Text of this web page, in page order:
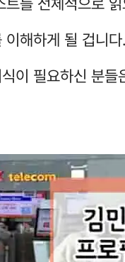
이해하게 될 겁니
이 필요하신 분